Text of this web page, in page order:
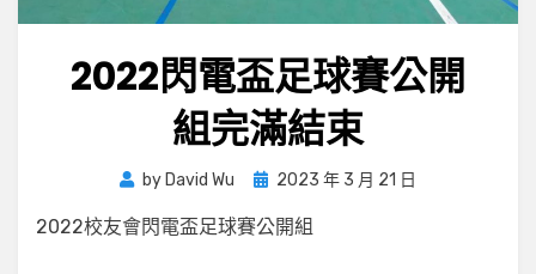
2022閃電盃足球賽公開
組完滿結束
by David Wu
Posted
2023 年 3 月 21 日
2022校友會閃電盃足球賽公開組